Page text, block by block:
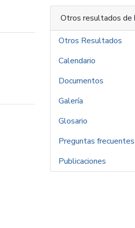
Otros resultados de
Otros Resultados
Calendario
Documentos
Galería
Glosario
Preguntas frecuentes
Publicaciones